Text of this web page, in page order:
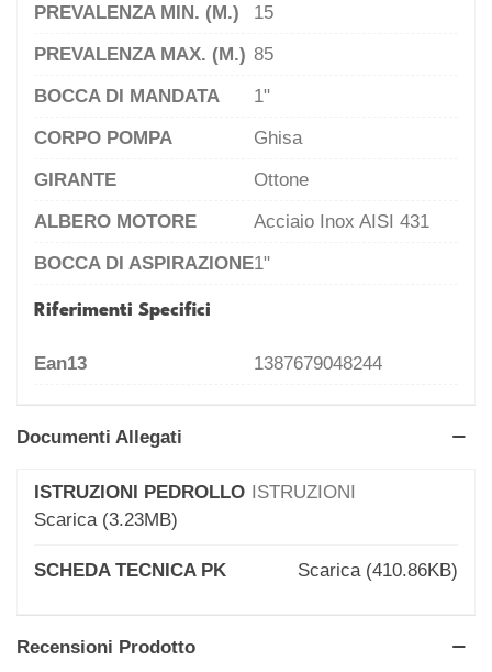
PREVALENZA MIN. (m.)
15
PREVALENZA MAX. (m.) 85
BOCCA DI MANDATA
1"
CORPO POMPA
Ghisa
GIRANTE
Ottone
ALBERO MOTORE
Acciaio Inox AISI 431
BOCCA DI ASPIRAZIONE1"
Riferimenti Specifici
Ean13 1387679048244
Documenti Allegati
ISTRUZIONI PEDROLLO ISTRUZIONI
Scarica (3.23MB)
SCHEDA TECNICA PK Scarica (410.86KB)
Recensioni Prodotto